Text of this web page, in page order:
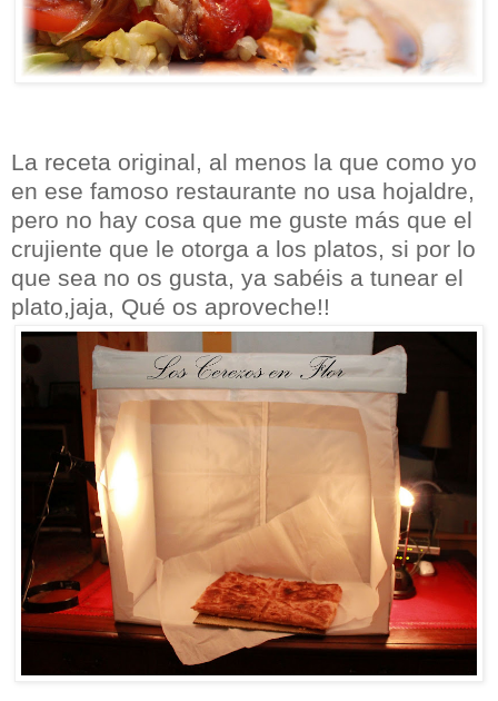
La receta original, al menos la que como yo
en ese famoso restaurante no usa hojaldre,
pero no hay cosa que me guste más que el
crujiente que le otorga a los platos, si por lo
que sea no os gusta, ya sabéis a tunear el
plato,jaja, Qué os aproveche!!